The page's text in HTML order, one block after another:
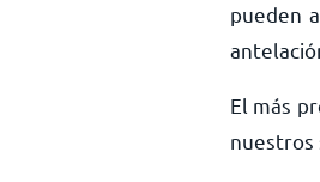
pueden
El más
nuestros